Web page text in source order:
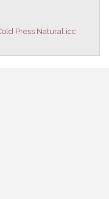
Press Natural.icc